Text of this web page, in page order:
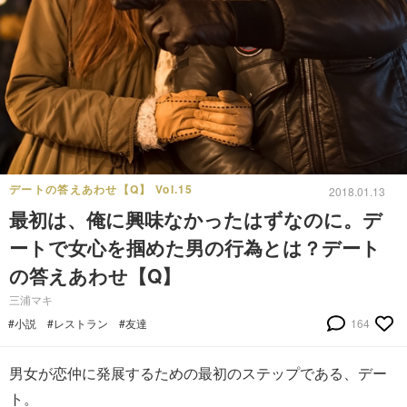
デートの答えあわせ【Q】 Vol.15 2018.01.13
最初は、俺に興味なかったはずなのに。デ
ートで女心を掴めた男の行為とは？デート
の答えあわせ【Q】
三浦マキ
#小説
#レストラン #友達 164
男女が恋仲に発展するための最初のステップである、デー
ト。